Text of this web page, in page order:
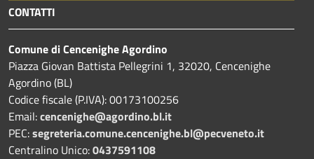
CONTATTI
Comune di Cencenighe Agordino
Piazza Giovan Battista Pellegrini 1, 32020, Cencenighe
Agordino (BL)
Codice fiscale (P.IVA): 00173100256
Email:cencenighe@agordino.bl.it
PEC:segreteria.comune.cencenighe.bl@pecveneto.it
Centralino Unico:0437591108